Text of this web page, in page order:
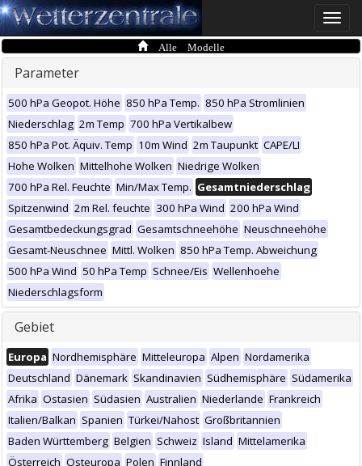
Toggle
Alle Modelle
Parameter
500 hPa Geopot. Höhe 850 hPa Temp. 850 hPa Stromlinien
Niederschlag 2m Temp 700 hPa Vertikalbew
850 hPa Pot. Äquiv. Temp 10m Wind 2m Taupunkt CAPE/LI
Hohe Wolken Mittelhohe Wolken Niedrige Wolken
700 hPa Rel. Feuchte Min/Max Temp. Gesamtniederschlag
Spitzenwind 2m Rel. feuchte 300 hPa Wind 200 hPa Wind
Gesamtbedeckungsgrad Gesamtschneehöhe Neuschneehöhe
Gesamt-Neuschnee Mittl. Wolken 850 hPa Temp. Abweichung
500 hPa Wind 50 hPa Temp Schnee/Eis Wellenhoehe
Niederschlagsform
Gebiet
Europa Nordhemisphäre Mitteleuropa Alpen Nordamerika
Deutschland Dänemark Skandinavien Südhemisphäre Südamerika
Afrika Ostasien Südasien Australien Niederlande Frankreich
Italien/Balkan Spanien Türkei/Nahost Großbritannien
Baden Württemberg Belgien Schweiz Island Mittelamerika
Österreich Osteuropa Polen Finnland